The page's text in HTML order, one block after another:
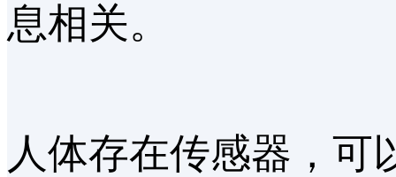
息相关。
人体存在传感器，可